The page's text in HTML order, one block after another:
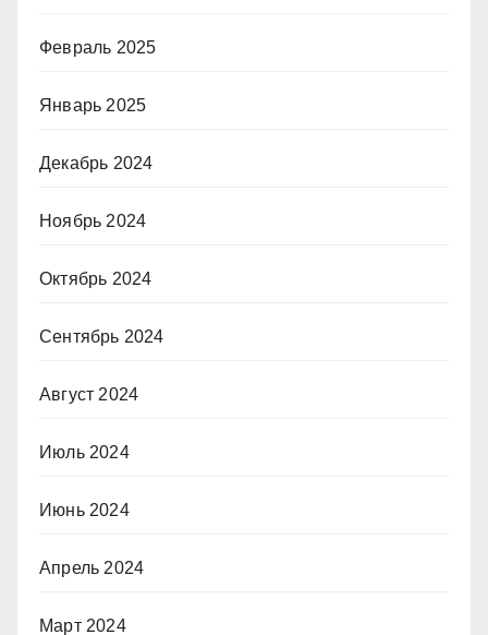
Февраль 2025
Январь 2025
Декабрь 2024
Ноябрь 2024
Октябрь 2024
Сентябрь 2024
Август 2024
Июль 2024
Июнь 2024
Апрель 2024
Март 2024